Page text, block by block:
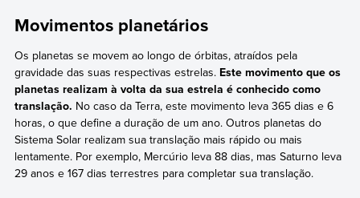
Movimentos planetários
Os planetas se movem ao longo de órbitas, atraídos pela
gravidade das suas respectivas estrelas. Este movimento que os
planetas realizam à volta da sua estrela é conhecido como
translação. No caso da Terra, este movimento leva 365 dias e 6
horas, o que define a duração de um ano. Outros planetas do
Sistema Solar realizam sua translação mais rápido ou mais
lentamente. Por exemplo, Mercúrio leva 88 dias, mas Saturno leva
29 anos e 167 dias terrestres para completar sua translação.